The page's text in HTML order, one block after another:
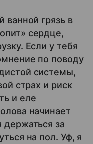
ванной грязь в
сердце,
Если у тебя
по поводу
системы,
страх и риск
и еле
начинает
держаться за
на пол. Уф, я